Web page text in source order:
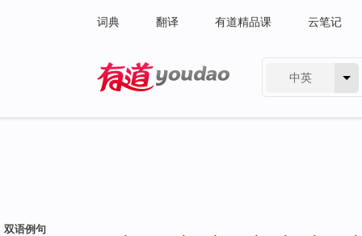
词典 翻译 有道精品课 云笔记
中英
双语例句